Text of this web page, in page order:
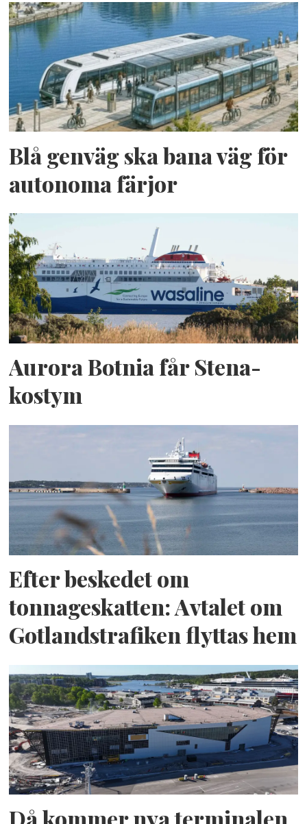
Blå genväg ska bana väg för
autonoma färjor
Aurora Botnia får Stena-
kostym
Efter beskedet om
tonnageskatten: Avtalet om
Gotlandstrafiken flyttas hem